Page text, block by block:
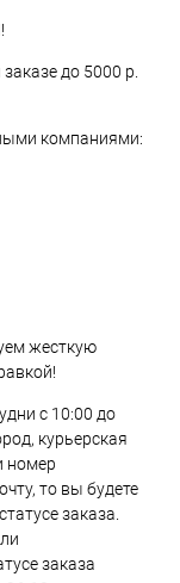
до 5000 р.
компаниями:
жесткую
с 10:00 до
курьерская
номер
то вы будете
заказа.
заказа